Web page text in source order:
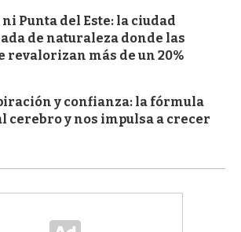
Punta del Este: la ciudad
de naturaleza donde las
revalorizan más de un 20%
y confianza: la fórmula
cerebro y nos impulsa a crecer